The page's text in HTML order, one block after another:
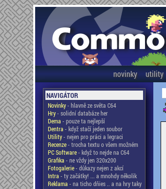
novinky utility
NAVIGÁTOR
Novinky- hlavně ze světa C64
Hry- solidní databáze her
Dema - pouze ta nejlepší
Dentra - když stačí jeden soubor
Utility- nejen pro práci a legraci
Recenze- trocha textu o všem možném
PC Software- když to nejde na C64
Grafika - ne vždy jen 320x200
Fotogalerie- důkazy nejen z akcí
Intra - ty začátky! ... a mnohdy několik
Reklama - na ticho dňies .. a na hry taky